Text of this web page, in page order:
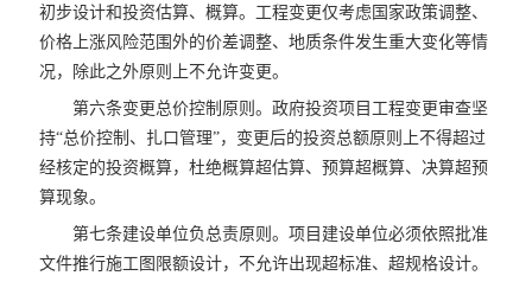
初步设计和投资估算、概算。工程变更仅考虑国家政策调整、
价格上涨风险范围外的价差调整、地质条件发生重大变化等情
况，除此之外原则上不允许变更。
第六条变更总价控制原则。政府投资项目工程变更审查坚
持“总价控制、扎口管理”，变更后的投资总额原则上不得超过
经核定的投资概算，杜绝概算超估算、预算超概算、决算超预
算现象。
第七条建设单位负总责原则。项目建设单位必须依照批准
文件推行施工图限额设计，不允许出现超标准、超规格设计。